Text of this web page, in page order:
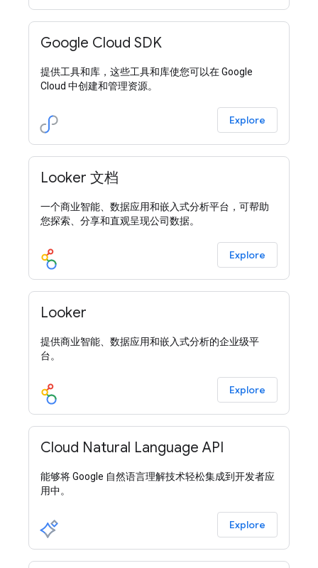
Google Cloud SDK
提供工具和库，这些工具和库使您可以在 Google
Cloud 中创建和管理资源。
Explore
Looker 文档
一个商业智能、数据应用和嵌入式分析平台，可帮助
您探索、分享和直观呈现公司数据。
Explore
Looker
提供商业智能、数据应用和嵌入式分析的企业级平
台。
Explore
Cloud Natural Language API
能够将 Google 自然语言理解技术轻松集成到开发者应
用中。
Explore